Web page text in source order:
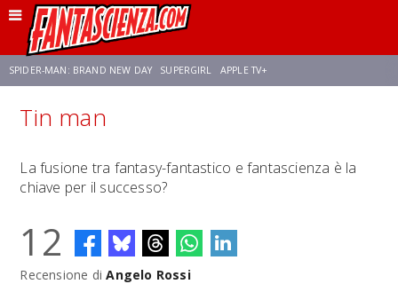
SPIDER-MAN: BRAND NEW DAY SUPERGIRL APPLE TV+
FRANCO RICCIARDIELLO
NETFLIX SADIE SINK STAR TREK: STRANGE NEW WORLDS
Tin man
La fusione tra fantasy-fantastico e fantascienza è la
chiave per il successo?
12
Recensione diAngelo Rossi